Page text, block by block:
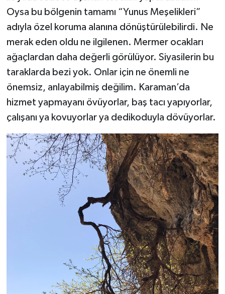
Oysa bu bölgenin tamamı “Yunus Meşelikleri”
adıyla özel koruma alanına dönüştürülebilirdi. Ne
merak eden oldu ne ilgilenen. Mermer ocakları
ağaçlardan daha değerli görülüyor. Siyasilerin bu
taraklarda bezi yok. Onlar için ne önemli ne
önemsiz, anlayabilmiş değilim. Karaman’da
hizmet yapmayanı övüyorlar, baş tacı yapıyorlar,
çalışanı ya kovuyorlar ya dedikoduyla dövüyorlar.